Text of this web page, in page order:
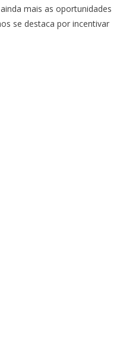
mais as oportunidades
se destaca por incentivar